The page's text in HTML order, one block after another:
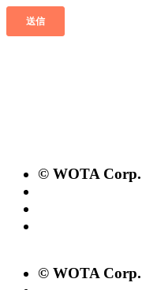
© WOTA Corp.
© WOTA Corp.